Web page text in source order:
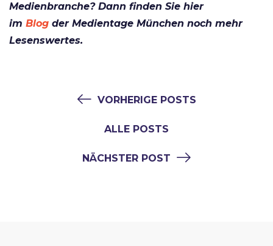
Medienbranche? Dann finden Sie hier
im Blog der Medientage München noch mehr
Lesenswertes.
VORHERIGE POSTS
ALLE POSTS
NÄCHSTER POST